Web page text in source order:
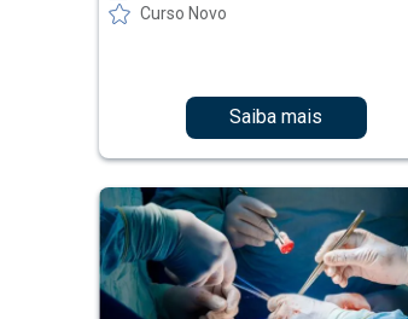
Curso Novo
Saiba mais